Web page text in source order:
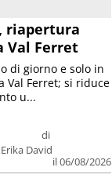
riapertura
Val Ferret
di
Erika David
il 06/08/2026
di giorno e solo in
Val Ferret; si riduce
u...